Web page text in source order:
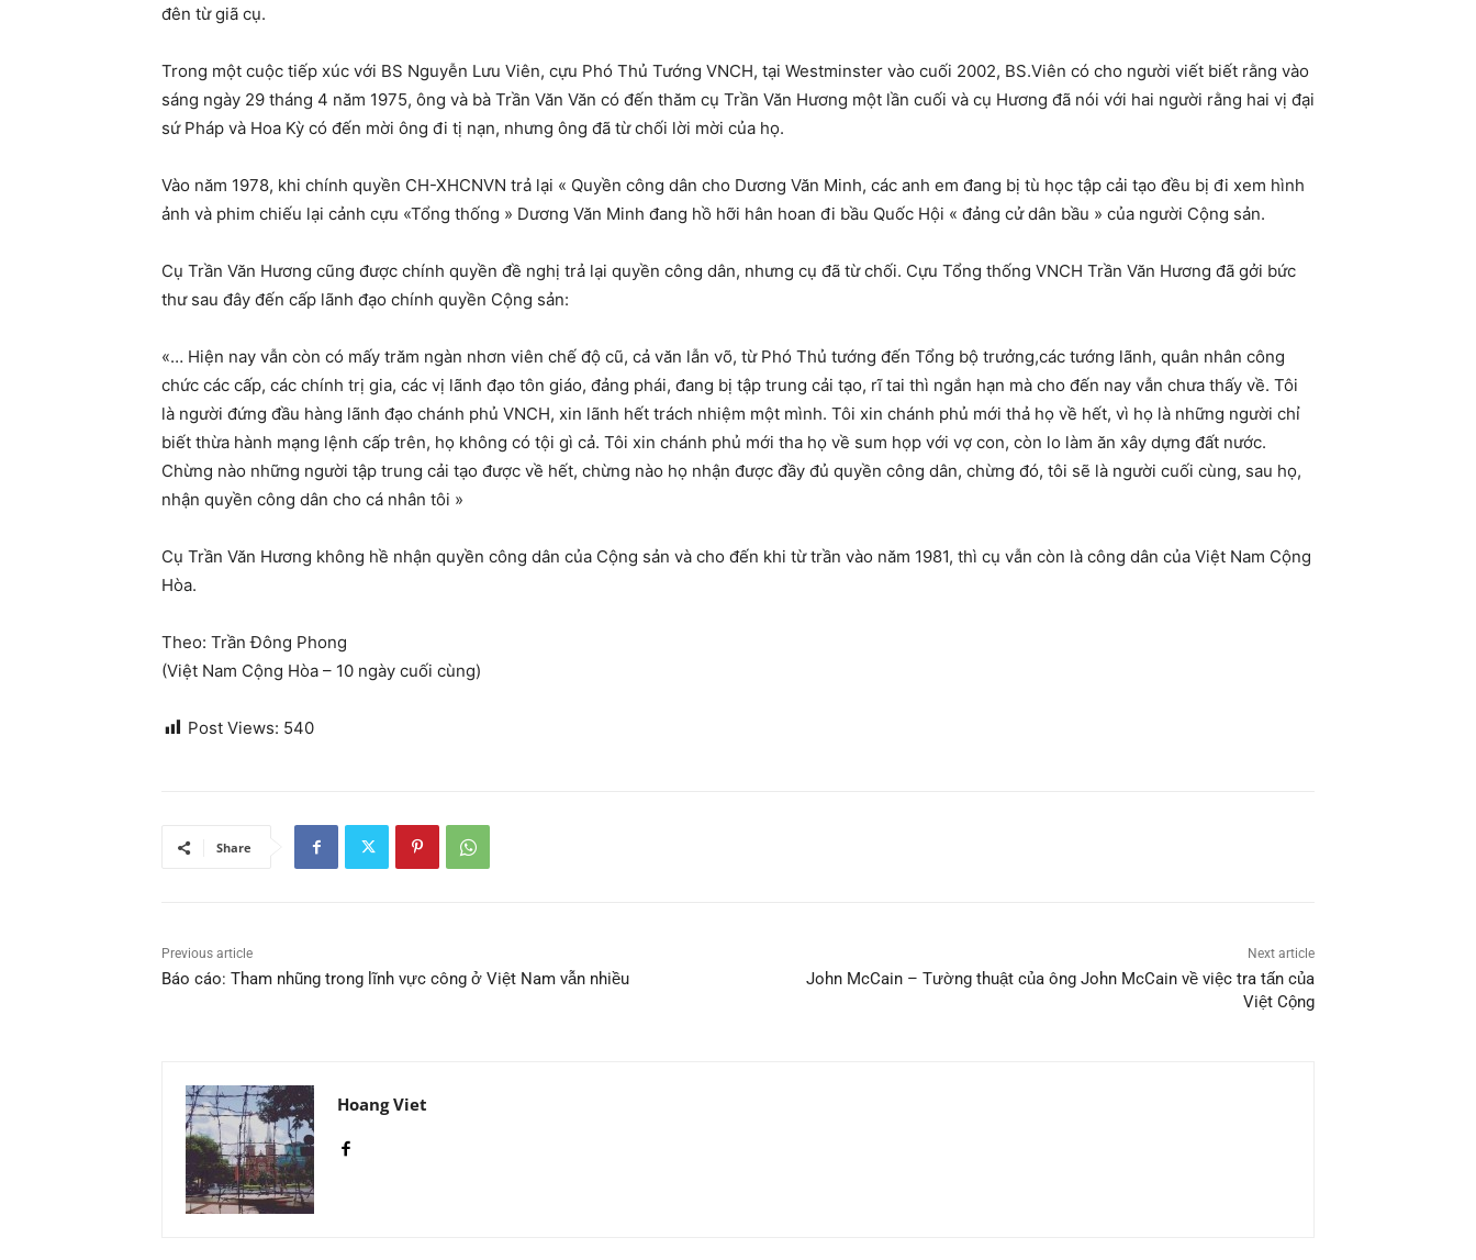
đên từ giã cụ.
Trong một cuộc tiếp xúc với BS Nguyễn Lưu Viên, cựu Phó Thủ Tướng VNCH, tại Westminster vào cuối 2002, BS.Viên có cho người viết biết rằng vào
sáng ngày 29 tháng 4 năm 1975, ông và bà Trần Văn Văn có đến thăm cụ Trần Văn Hương một lần cuối và cụ Hương đã nói với hai người rằng hai vị đại
sứ Pháp và Hoa Kỳ có đến mời ông đi tị nạn, nhưng ông đã từ chối lời mời của họ.
Vào năm 1978, khi chính quyền CH-XHCNVN trả lại « Quyền công dân cho Dương Văn Minh, các anh em đang bị tù học tập cải tạo đều bị đi xem hình
ảnh và phim chiếu lại cảnh cựu «Tổng thống » Dương Văn Minh đang hồ hỡi hân hoan đi bầu Quốc Hội « đảng cử dân bầu » của người Cộng sản.
Cụ Trần Văn Hương cũng được chính quyền đề nghị trả lại quyền công dân, nhưng cụ đã từ chối. Cựu Tổng thống VNCH Trần Văn Hương đã gởi bức
thư sau đây đến cấp lãnh đạo chính quyền Cộng sản:
«… Hiện nay vẫn còn có mấy trăm ngàn nhơn viên chế độ cũ, cả văn lẫn võ, từ Phó Thủ tướng đến Tổng bộ trưởng,các tướng lãnh, quân nhân công
chức các cấp, các chính trị gia, các vị lãnh đạo tôn giáo, đảng phái, đang bị tập trung cải tạo, rĩ tai thì ngắn hạn mà cho đến nay vẫn chưa thấy về. Tôi
là người đứng đầu hàng lãnh đạo chánh phủ VNCH, xin lãnh hết trách nhiệm một mình. Tôi xin chánh phủ mới thả họ về hết, vì họ là những người chỉ
biết thừa hành mạng lệnh cấp trên, họ không có tội gì cả. Tôi xin chánh phủ mới tha họ về sum họp với vợ con, còn lo làm ăn xây dựng đất nước.
Chừng nào những người tập trung cải tạo được về hết, chừng nào họ nhận được đầy đủ quyền công dân, chừng đó, tôi sẽ là người cuối cùng, sau họ,
nhận quyền công dân cho cá nhân tôi »
Cụ Trần Văn Hương không hề nhận quyền công dân của Cộng sản và cho đến khi từ trần vào năm 1981, thì cụ vẫn còn là công dân của Việt Nam Cộng
Hòa.
Theo: Trần Đông Phong
(Việt Nam Cộng Hòa – 10 ngày cuối cùng)
Post Views: 540
Share
Previous article
Báo cáo: Tham nhũng trong lĩnh vực công ở Việt Nam vẫn nhiều
Next article
John McCain – Tường thuật của ông John McCain về việc tra tấn của
Việt Cộng
Hoang Viet